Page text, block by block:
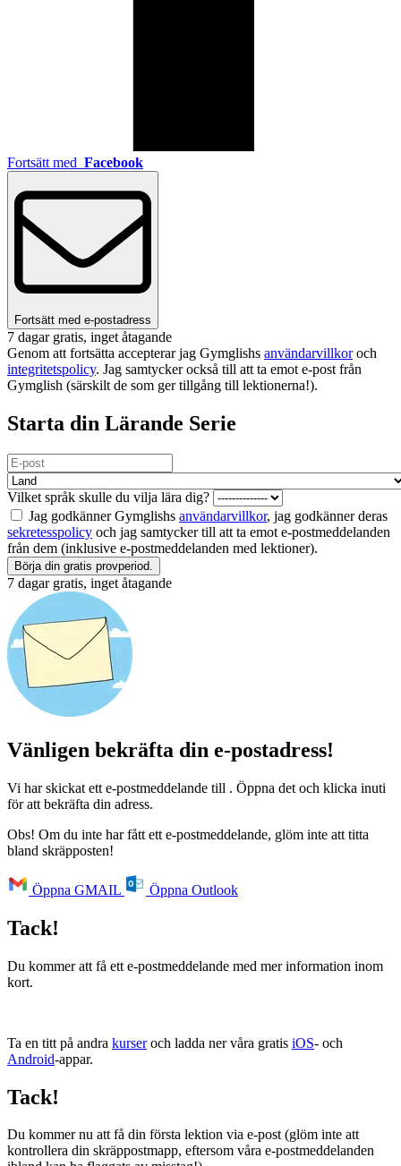
Fortsätt med Facebook
Fortsätt med e-postadress
7 dagar gratis, inget åtagande
Genom att fortsätta accepterar jag Gymglishs användarvillkoroch
integritetspolicy. Jag samtycker också till att ta emot e-post från
Gymglish (särskilt de som ger tillgång till lektionerna!).
Starta din Lärande Serie
Vilket språk skulle du vilja lära dig?
Jag godkänner Gymglishs användarvillkor, jag godkänner deras
sekretesspolicy och jag samtycker till att ta emot e-postmeddelanden
från dem (inklusive e-postmeddelanden med lektioner).
Börja din gratis provperiod.
7 dagar gratis, inget åtagande
Vänligen bekräfta din e-postadress!
Vi har skickat ett e-postmeddelande till . Öppna det och klicka inuti
för att bekräfta din adress.
Obs! Om du inte har fått ett e-postmeddelande, glöm inte att titta
bland skräpposten!
Öppna GMAIL Öppna Outlook
Tack!
Du kommer att få ett e-postmeddelande med mer information inom
kort.
Ta en titt på andra kurseroch ladda ner våra gratis iOS- och
Android-appar.
Tack!
Du kommer nu att få din första lektion via e-post (glöm inte att
kontrollera din skräppostmapp, eftersom våra e-postmeddelanden